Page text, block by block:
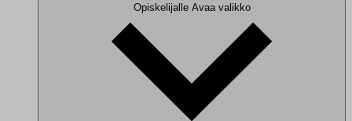
Opiskelijalle Avaa valikko